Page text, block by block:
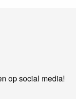
op social media!